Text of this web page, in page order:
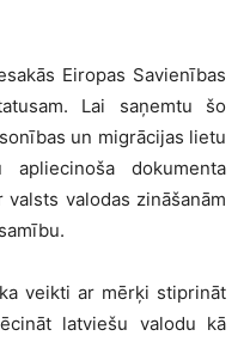
Eiropas Savienības
Lai saņemtu šo
un migrācijas lietu
apliecinoša dokumenta
valodas zināšanām
veikti ar mērķi stiprināt
latviešu valodu kā